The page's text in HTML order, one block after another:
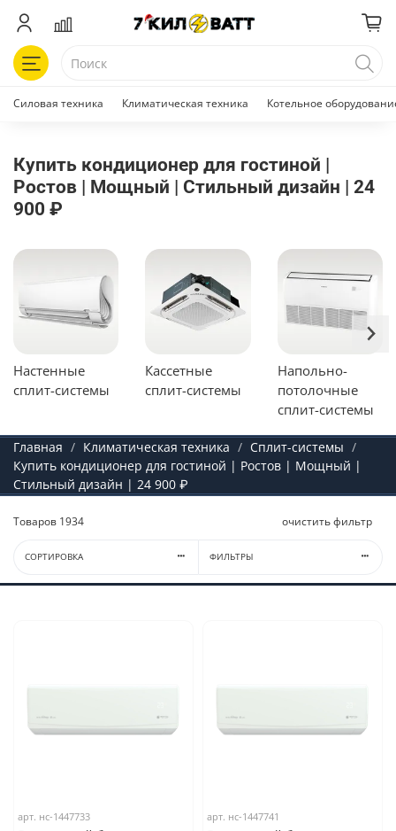
Силовая техника Климатическая техника Котельное
Купить кондиционер для гостиной |
Ростов | Мощный | Стильный дизайн | 24
900 ₽
Настенные
сплит-системы
Кассетные
сплит-системы
Напольно-
потолочные
сплит-системы
Главная Климатическая техника
Сплит-системы
Купить кондиционер для гостиной | Ростов | Мощный |
Стильный дизайн | 24 900 ₽
Товаров 1934 очистить фильтр
СОРТИРОВКА ФИЛЬТРЫ
арт. нс-1447733 арт. нс-1447741